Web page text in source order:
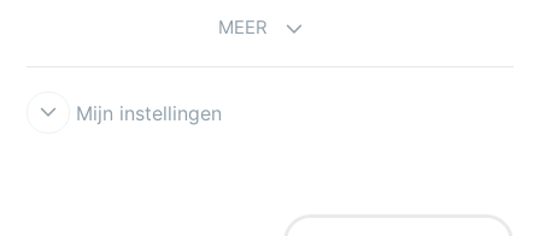
MEER
Mijn instellingen